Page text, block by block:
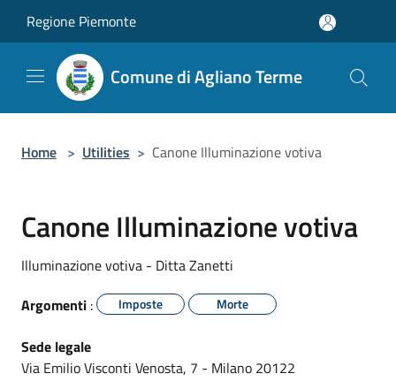
Regione Piemonte
Comune di Agliano Terme
Home > Utilities > Canone Illuminazione votiva
Canone Illuminazione votiva
Illuminazione votiva - Ditta Zanetti
Argomenti : Imposte Morte
Sede legale
Via Emilio Visconti Venosta, 7 - Milano 20122